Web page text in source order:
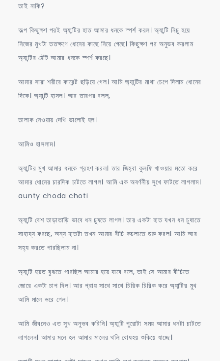
তাই নাকি?
অল্প কিছুক্ষণ পরই অ্যান্টির হাত আমার ধনকে স্পর্শ করল। অ্যান্টি নিচু হয়ে
নিজের মুখটা ততক্ষণে ধোনের কাছে নিয়ে গেছে। কিছুক্ষণ পর অনুভব করলাম
অ্যান্টির ঠোঁট আমার ধনকে স্পর্শ করছে।
আমার সারা শরীরে কারেন্ট ছড়িয়ে গেল। আমি অ্যান্টির মাথা চেপে দিলাম ধোনের
দিকে। অ্যান্টি হাসল। আর তারপর বলল,
তালাক নেওয়ায় দেখি ভালোই হল।
আমিও হাসলাম।
অ্যান্টির মুখ আমার ধনকে গ্রহণ করল। তার জিহ্বা কুলফি খাওয়ার মতো করে
আমার ধোনের চারদিক চাটতে লাগল। আমি এক অবর্ণনীয় সুখে ফাটতে লাগলাম।
aunty choda choti
অ্যান্টি বেশ তাড়াতাড়ি ভাবে ধন চুষতে লাগল। তার একটা হাত যখন ধন চুষাতে
সাহায্য করছে, অন্য হাতটা তখন আমার বীচি কচলাতে শুরু করল। আমি আর
সহ্য করতে পারছিলাম না।
অ্যান্টি হয়ত বুঝতে পারছিল আমার হয়ে যাবে বলে, তাই সে আমার বীচিতে
জোরে একটা চাপ দিল। আর প্রায় সাথে সাথে চিরিক চিরিক করে অ্যান্টির মুখ
আমি মালে ভরে গেল।
আমি জীবনেও এত সুখ অনুভব করিনি। অ্যান্টি পুরোটা সময় আমার ধনটা চাটতে
লাগলেন। আমার মনে হল আমার মালের থলি বোধহয় শুকিয়ে যাচ্ছে।